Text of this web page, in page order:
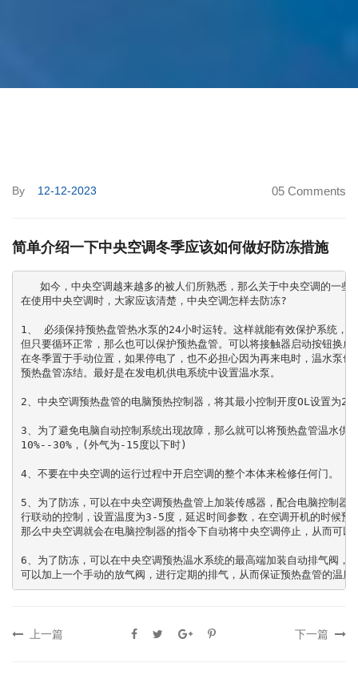
By 12-12-2023 05 Comments
简单介绍一下中央空调冬季应该如何做好防冻措施
如今，中央空调越来越多的被人们所熟悉，那么关于中央空调的一些
在使用中央空调时，大家应该清楚，中央空调怎样去防冻?
1、 必须保持预热盘管热水泵的24小时运转。这样就能有效保护系统，
但只要循环正常，那么也可以保护预热盘管。可以将接触器启动按钮换成
在冬季置于手动位置，如果停电了，也不必担心因为再来电时，温水泵也
预热盘管冻结。最好是在发电机供电系统中设置温水泵。
2、中央空调预热盘管的电脑预热控制器，将其最小控制开度OL设置为
3、为了避免电脑自动控制系统出现故障，那么就可以将预热盘管温水供
10%--30%，(外气为-15度以下时)
4、不要在中央空调的运行过程中开启空调的整个本体来检修任何门。
5、为了防冻，可以在中央空调预热盘管上加装传感器，配合电脑控制器
行联动的控制，设置温度为3-5度，延迟时间参数，在空调开机的时候预
那么中央空调就会在电脑控制器的指令下自动将中央空调停止，从而可以
6、为了防冻，可以在中央空调预热温水系统的最高端加装自动排气阀，
可以加上一个手动的放气阀，进行定期的排气，从而保证预热盘管的温度
上一篇 下一篇